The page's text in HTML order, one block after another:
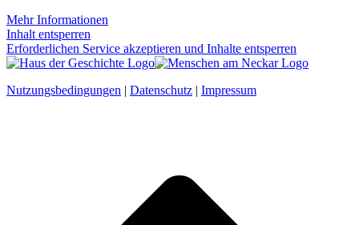
Mehr Informationen
Inhalt entsperren
Erforderlichen Service akzeptieren und Inhalte entsperren
Nutzungsbedingungen | Datenschutz | Impressum